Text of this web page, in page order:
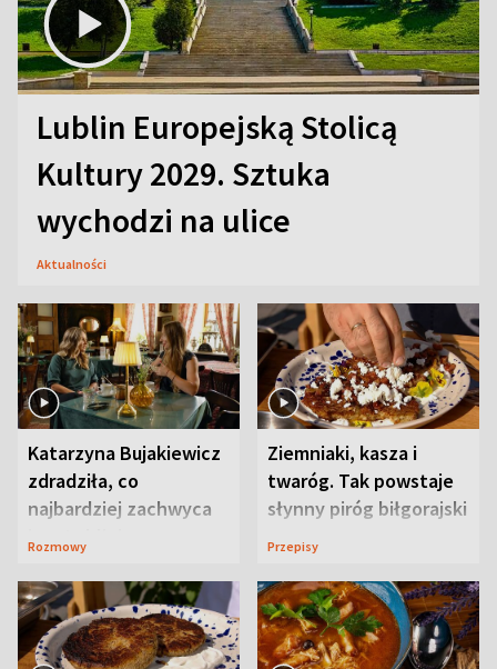
Lublin Europejską Stolicą
Kultury 2029. Sztuka
wychodzi na ulice
Aktualności
Katarzyna Bujakiewicz
zdradziła, co
najbardziej zachwyca
ją w Lublinie
Rozmowy
Ziemniaki, kasza i
twaróg. Tak powstaje
słynny piróg biłgorajski
Przepisy